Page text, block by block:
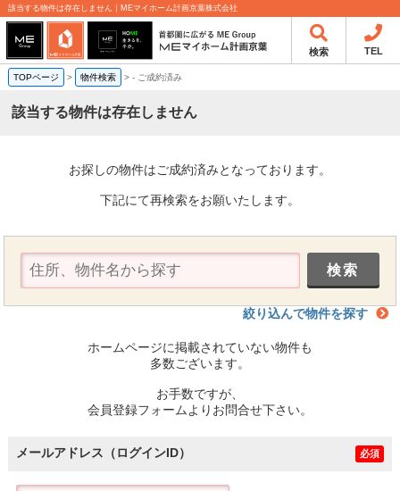
該当する物件は存在しません｜MEマイホーム計画京葉株式会社
検索 TEL
TOPページ > 物件検索 >- ご成約済み
該当する物件は存在しません
お探しの物件はご成約済みとなっております。
下記にて再検索をお願いたします。
絞り込んで物件を探す
ホームページに掲載されていない物件も
多数ございます。
お手数ですが、
会員登録フォームよりお問合せ下さい。
メールアドレス（ログインID） 必須